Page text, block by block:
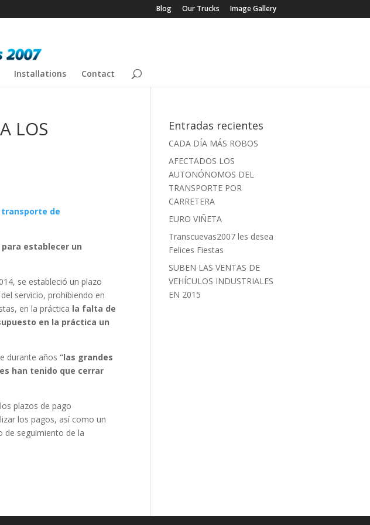
Blog Our Trucks Image Gallery
Installations Contact
LOS
transporte de
establecer un
se estableció un plazo
servicio, prohibiendo en
en la práctica la falta de
en la práctica un
durante años “las grandes
han tenido que cerrar
plazos de pago
los pagos, así como un
de seguimiento de la
Entradas recientes
CADA DÍA MÁS ROBOS
AFECTADOS LOS
AUTONÓNOMOS DEL
TRANSPORTE POR
CARRETERA
EURO VIÑETA
Transcuevas2007 les desea
Felices Fiestas
SUBEN LAS VENTAS DE
VEHÍCULOS INDUSTRIALES
EN 2015